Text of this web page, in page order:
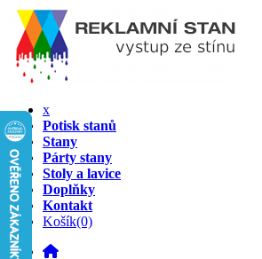
x
Potisk stanů
Stany
Párty stany
Stoly a lavice
Doplňky
Kontakt
Košík(0)